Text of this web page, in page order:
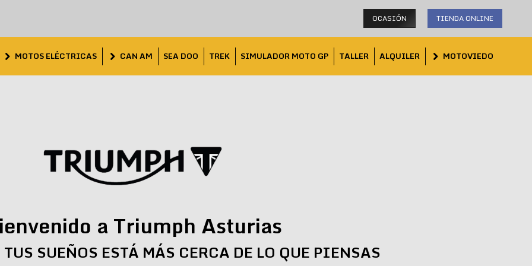
OCASIÓN TIENDA ONLINE
MOTOS ELÉCTRICAS CAN AM SEA DOO TREK SIMULADOR MOTO GP TALLER ALQUILER MOTOVIEDO
a Triumph Asturias
SUEÑOS ESTÁ MÁS CERCA DE LO QUE PIENSAS